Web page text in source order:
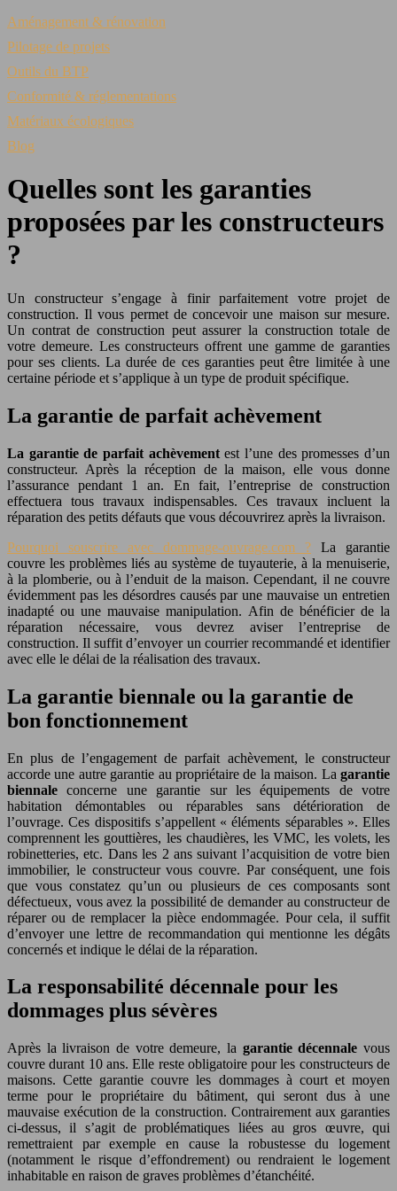
Aménagement & rénovation
Pilotage de projets
Outils du BTP
Conformité & réglementations
Matériaux écologiques
Blog
Quelles sont les garanties
proposées par les constructeurs
?
Un constructeur s’engage à finir parfaitement votre projet de
construction. Il vous permet de concevoir une maison sur mesure.
Un contrat de construction peut assurer la construction totale de
votre demeure. Les constructeurs offrent une gamme de garanties
pour ses clients. La durée de ces garanties peut être limitée à une
certaine période et s’applique à un type de produit spécifique.
La garantie de parfait achèvement
La garantie de parfait achèvementest l’une des promesses d’un
constructeur. Après la réception de la maison, elle vous donne
l’assurance pendant 1 an. En fait, l’entreprise de construction
effectuera tous travaux indispensables. Ces travaux incluent la
réparation des petits défauts que vous découvrirez après la livraison.
Pourquoi souscrire avec dommage-ouvrage.com ? La garantie
couvre les problèmes liés au système de tuyauterie, à la menuiserie,
à la plomberie, ou à l’enduit de la maison. Cependant, il ne couvre
évidemment pas les désordres causés par une mauvaise un entretien
inadapté ou une mauvaise manipulation. Afin de bénéficier de la
réparation nécessaire, vous devrez aviser l’entreprise de
construction. Il suffit d’envoyer un courrier recommandé et identifier
avec elle le délai de la réalisation des travaux.
La garantie biennale ou la garantie de
bon fonctionnement
En plus de l’engagement de parfait achèvement, le constructeur
accorde une autre garantie au propriétaire de la maison. La garantie
biennale concerne une garantie sur les équipements de votre
habitation démontables ou réparables sans détérioration de
l’ouvrage. Ces dispositifs s’appellent « éléments séparables ». Elles
comprennent les gouttières, les chaudières, les VMC, les volets, les
robinetteries, etc. Dans les 2 ans suivant l’acquisition de votre bien
immobilier, le constructeur vous couvre. Par conséquent, une fois
que vous constatez qu’un ou plusieurs de ces composants sont
défectueux, vous avez la possibilité de demander au constructeur de
réparer ou de remplacer la pièce endommagée. Pour cela, il suffit
d’envoyer une lettre de recommandation qui mentionne les dégâts
concernés et indique le délai de la réparation.
La responsabilité décennale pour les
dommages plus sévères
Après la livraison de votre demeure, la garantie décennale vous
couvre durant 10 ans. Elle reste obligatoire pour les constructeurs de
maisons. Cette garantie couvre les dommages à court et moyen
terme pour le propriétaire du bâtiment, qui seront dus à une
mauvaise exécution de la construction. Contrairement aux garanties
ci-dessus, il s’agit de problématiques liées au gros œuvre, qui
remettraient par exemple en cause la robustesse du logement
(notamment le risque d’effondrement) ou rendraient le logement
inhabitable en raison de graves problèmes d’étanchéité.